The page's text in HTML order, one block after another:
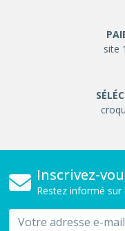
site
Inscrivez-
Restez informé
Email